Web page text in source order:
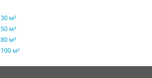
30 м²
50 м²
80 м²
100 м²